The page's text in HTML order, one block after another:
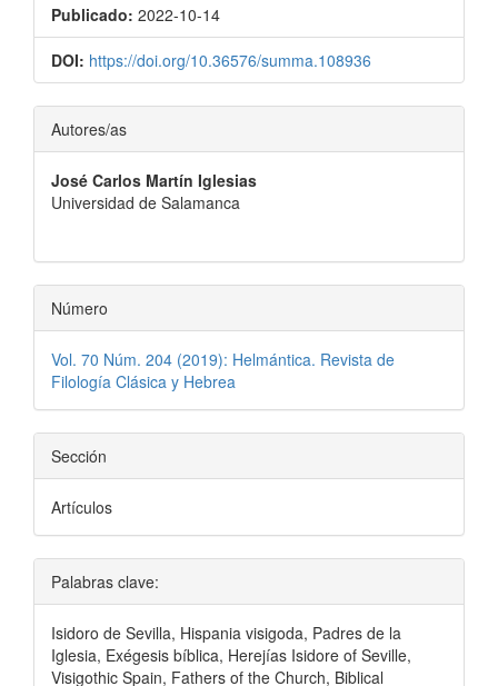
Publicado: 2022-10-14
DOI: https://doi.org/10.36576/summa.108936
Contenido
principal
del
Autores/as
José Carlos Martín Iglesias
Universidad de Salamanca
Número
Vol. 70 Núm. 204 (2019): Helmántica. Revista de
Filología Clásica y Hebrea
Sección
Artículos
Palabras clave:
Isidoro de Sevilla, Hispania visigoda, Padres de la
Iglesia, Exégesis bíblica, Herejías Isidore of Seville,
Visigothic Spain, Fathers of the Church, Biblical